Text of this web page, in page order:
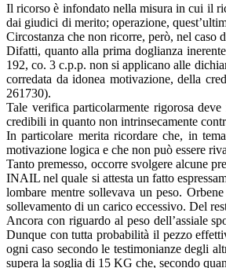
Il ricorso è infondato nella misura in cui il
dai giudici di merito; operazione,
Circostanza che non ricorre, però, nel caso
Difatti, quanto alla prima doglianza
192, co. 3 c.p.p. non si applicano alle
corredata da idonea motivazione, della
261730).
Tale verifica particolarmente rigorosa
credibili in quanto non intrinsecamente
In particolare merita ricordare che, in
motivazione logica e che non può essere
Tanto premesso, occorre svolgere alcune
INAIL nel quale si attesta un fatto
lombare mentre sollevava un peso.
sollevamento di un carico eccessivo. Del
Ancora con riguardo al peso dell’assiale
Dunque con tutta probabilità il pezzo
ogni caso secondo le testimonianze degli
supera la soglia di 15 KG che, secondo